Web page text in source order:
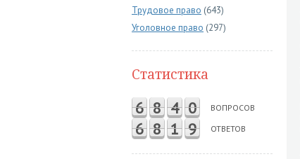
Трудовое право (643)
Уголовное право (297)
Статистика
6 8 4 0 ВОПРОСОВ
6 8 1 9 ОТВЕТОВ